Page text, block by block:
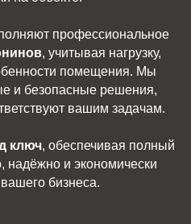
профессиональное
, учитывая нагрузку,
помещения. Мы
и безопасные решения,
вашим задачам.
ключ, обеспечивая полный
надёжно и экономически
бизнеса.